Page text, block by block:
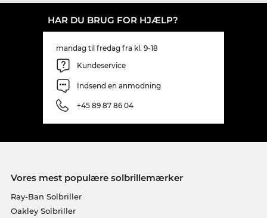
HAR DU BRUG FOR HJÆLP?
mandag til fredag fra kl. 9-18
Kundeservice
Indsend en anmodning
+45 89 87 86 04
Vores mest populære solbrillemærker
Ray-Ban Solbriller
Oakley Solbriller